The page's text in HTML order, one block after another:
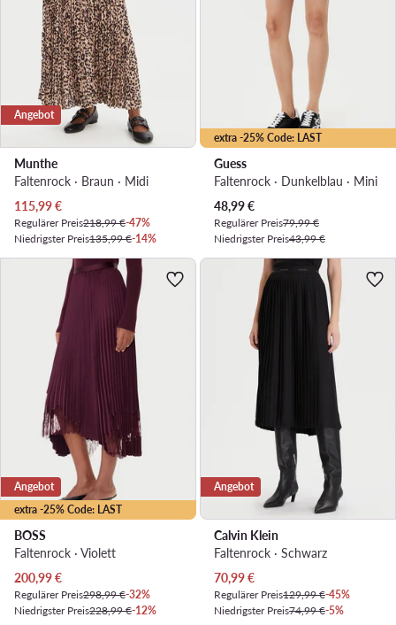
Angebot
Munthe
Faltenrock · Braun · Midi
Aktueller Preis
115,99€
Regulärer Preis218,99 €-47%
Niedrigster Preis135,99 €-14%
extra -25% Code: LAST
Guess
Faltenrock · Dunkelblau · Mini
Aktueller Preis
48,99€
Regulärer Preis79,99 €
Niedrigster Preis43,99 €
extra -25% Code: LAST
Angebot
BOSS
Faltenrock · Violett
Aktueller Preis
200,99€
Regulärer Preis298,99 €-32%
Niedrigster Preis228,99 €-12%
Angebot
Calvin Klein
Faltenrock · Schwarz
Aktueller Preis
70,99€
Regulärer Preis129,99 €-45%
Niedrigster Preis74,99 €-5%